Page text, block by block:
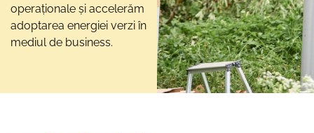
operaționale și accelerăm
adoptarea energiei verzi în
mediul de business.